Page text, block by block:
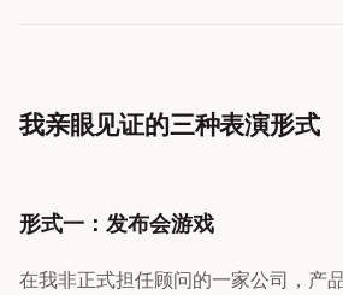
我亲眼见证的三种表演形式
形式一：发布会游戏
在我非正式担任顾问的一家公司，产